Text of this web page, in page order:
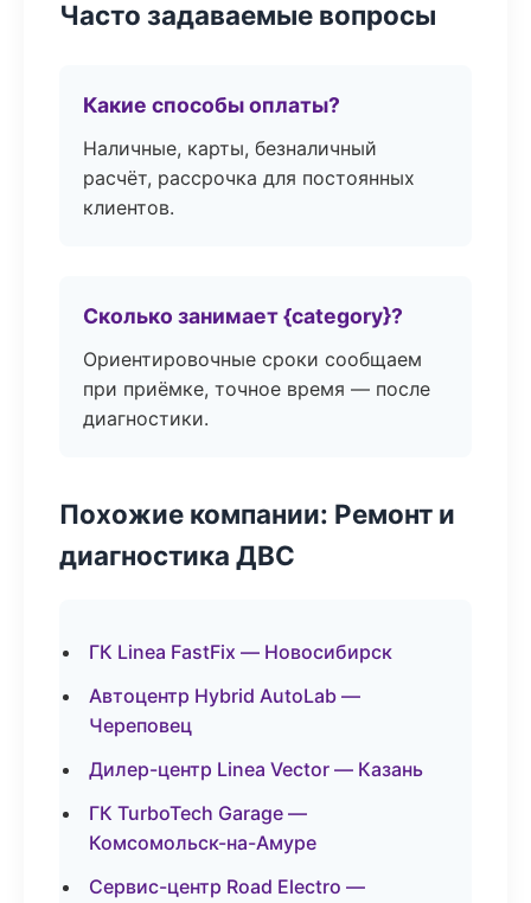
Часто задаваемые вопросы
Какие способы оплаты?
Наличные, карты, безналичный
расчёт, рассрочка для постоянных
клиентов.
Сколько занимает {category}?
Ориентировочные сроки сообщаем
при приёмке, точное время — после
диагностики.
Похожие компании: Ремонт и
диагностика ДВС
ГК Linea FastFix — Новосибирск
Автоцентр Hybrid AutoLab —
Череповец
Дилер-центр Linea Vector — Казань
ГК TurboTech Garage —
Комсомольск-на-Амуре
Сервис-центр Road Electro —